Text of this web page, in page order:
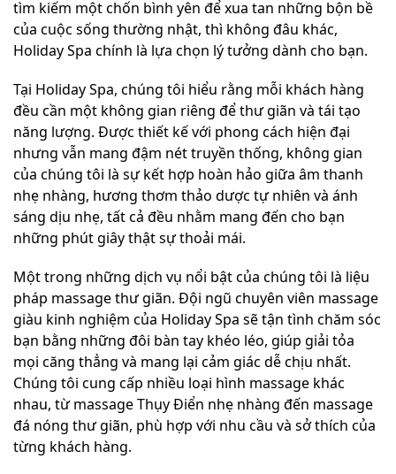
tìm kiếm một chốn bình yên để xua tan những bộn bề
của cuộc sống thường nhật, thì không đâu khác,
Holiday Spa chính là lựa chọn lý tưởng dành cho bạn.
Tại Holiday Spa, chúng tôi hiểu rằng mỗi khách hàng
đều cần một không gian riêng để thư giãn và tái tạo
năng lượng. Được thiết kế với phong cách hiện đại
nhưng vẫn mang đậm nét truyền thống, không gian
của chúng tôi là sự kết hợp hoàn hảo giữa âm thanh
nhẹ nhàng, hương thơm thảo dược tự nhiên và ánh
sáng dịu nhẹ, tất cả đều nhằm mang đến cho bạn
những phút giây thật sự thoải mái.
Một trong những dịch vụ nổi bật của chúng tôi là liệu
pháp massage thư giãn. Đội ngũ chuyên viên massage
giàu kinh nghiệm của Holiday Spa sẽ tận tình chăm sóc
bạn bằng những đôi bàn tay khéo léo, giúp giải tỏa
mọi căng thẳng và mang lại cảm giác dễ chịu nhất.
Chúng tôi cung cấp nhiều loại hình massage khác
nhau, từ massage Thụy Điển nhẹ nhàng đến massage
đá nóng thư giãn, phù hợp với nhu cầu và sở thích của
từng khách hàng.